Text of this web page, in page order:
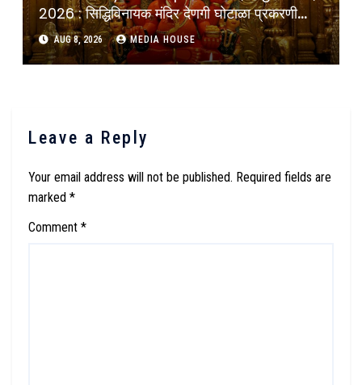
2026 : सिद्धिविनायक मंदिर देणगी घोटाळा प्रकरणी
मुख्यमंत्र्यांचे थेट चौकशीचे आदेश : Cheif Minister
Devendra Fadnavis Ordered Inquiry Of
AUG 8, 2026 MEDIA HOUSE
Leave a Reply
Your email address will not be published. Required fields are
marked *
Comment *